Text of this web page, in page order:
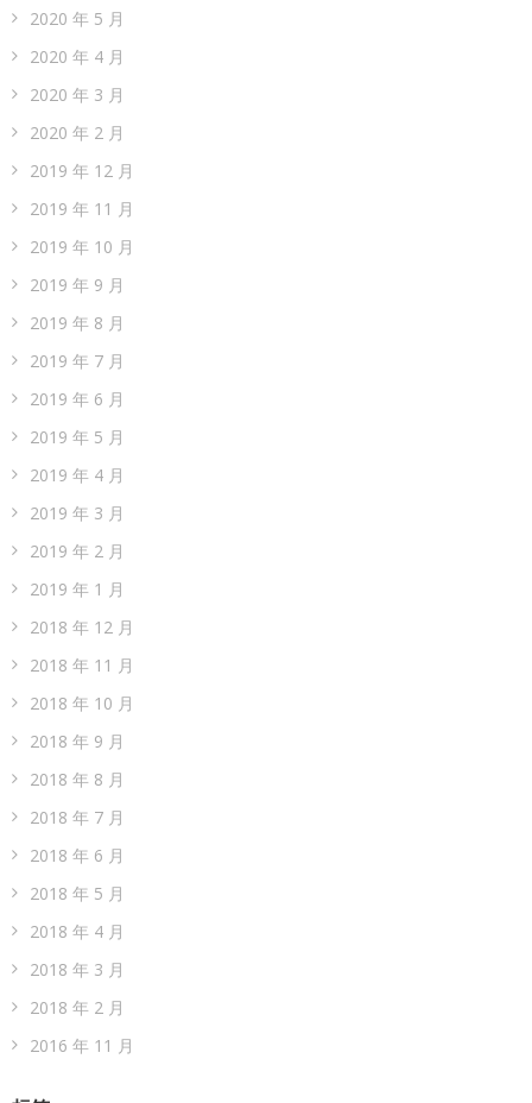
2020 年 5 月
2020 年 4 月
2020 年 3 月
2020 年 2 月
2019 年 12 月
2019 年 11 月
2019 年 10 月
2019 年 9 月
2019 年 8 月
2019 年 7 月
2019 年 6 月
2019 年 5 月
2019 年 4 月
2019 年 3 月
2019 年 2 月
2019 年 1 月
2018 年 12 月
2018 年 11 月
2018 年 10 月
2018 年 9 月
2018 年 8 月
2018 年 7 月
2018 年 6 月
2018 年 5 月
2018 年 4 月
2018 年 3 月
2018 年 2 月
2016 年 11 月